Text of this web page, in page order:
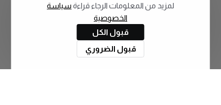
لمزيد من المعلومات الرجاء قراءة سياسة
الخصوصية
قبول الكل
قبول الضروري